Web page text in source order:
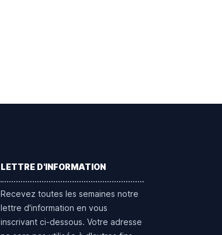
LETTRE D'INFORMATION
Recevez toutes les semaines notre
lettre d'information en vous
inscrivant ci-dessous. Votre adresse